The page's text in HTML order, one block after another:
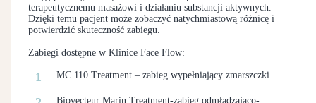
terapeutycznemu masażowi i działaniu substancji aktywnych.
Dzięki temu pacjent może zobaczyć natychmiastową różnicę i
potwierdzić skuteczność zabiegu.
Zabiegi dostępne w Klinice Face Flow:
MC 110 Treatment – zabieg wypełniający zmarszczki
Biovecteur Marin Treatment-zabieg odmładzająco-